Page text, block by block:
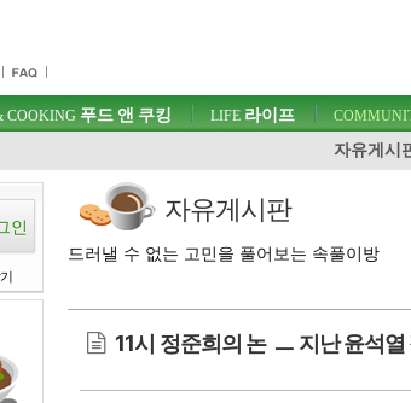
COOKING 푸드 앤 쿠킹 LIFE 라이프
자유게시
자유게시판
드러낼 수 없는 고민을 풀어보는 속풀이방
11시 정준희의 논 ㅡ 지난 윤석